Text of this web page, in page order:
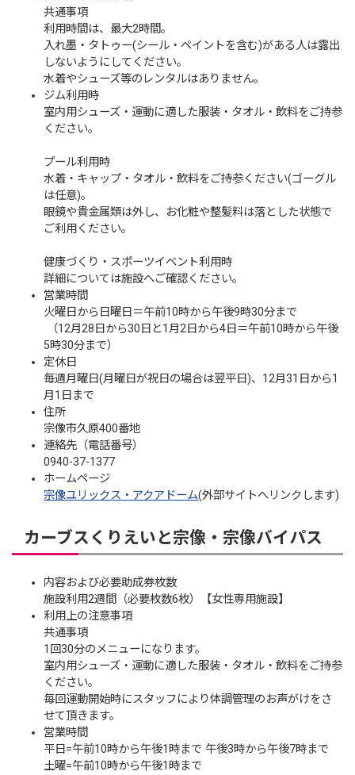
共通事項
利用時間は、最大2時間。
入れ墨・タトゥー(シール・ペイントを含む)がある人は露出
しないようにしてください。
水着やシューズ等のレンタルはありません。
ジム利用時
室内用シューズ・運動に適した服装・タオル・飲料をご持参
ください。
プール利用時
水着・キャップ・タオル・飲料をご持参ください(ゴーグル
は任意)。
眼鏡や貴金属類は外し、お化粧や整髪料は落とした状態で
ご利用ください。
健康づくり・スポーツイベント利用時
詳細については施設へご確認ください。
営業時間
火曜日から日曜日＝午前10時から午後9時30分まで
（12月28日から30日と1月2日から4日＝午前10時から午後
5時30分まで）
定休日
毎週月曜日(月曜日が祝日の場合は翌平日)、12月31日から1
月1日まで
住所
宗像市久原400番地
連絡先（電話番号）
0940-37-1377
ホームページ
宗像ユリックス・アクアドーム(外部サイトへリンクします)
カーブスくりえいと宗像・宗像バイパス
内容および必要助成券枚数
施設利用2週間（必要枚数6枚）【女性専用施設】
利用上の注意事項
共通事項
1回30分のメニューになります。
室内用シューズ・運動に適した服装・タオル・飲料をご持参
ください。
毎回運動開始時にスタッフにより体調管理のお声がけをさ
せて頂きます。
営業時間
平日=午前10時から午後1時まで 午後3時から午後7時まで
土曜=午前10時から午後1時まで